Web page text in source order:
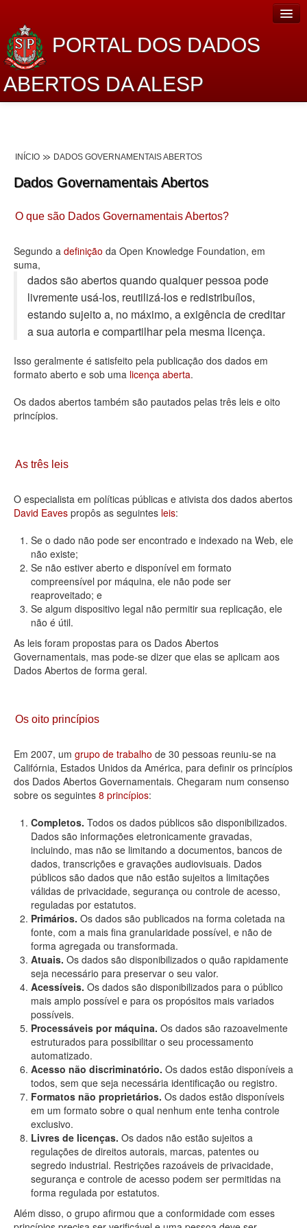
PORTAL DOS DADOS
ABERTOS DA ALESP
Lei de Acesso à Informação
Dados Governamentais Abertos
Planejamento
Catálogo de dados
Processo Legislativo
Deputados Estaduais
Administração
Legislação
Agenda
Contato
INÍCIO DADOS GOVERNAMENTAIS ABERTOS
Dados Governamentais Abertos
O que são Dados Governamentais Abertos?
Segundo a definição da Open Knowledge Foundation, em
suma,
dados são abertos quando qualquer pessoa pode
livremente usá-los, reutilizá-los e redistribuí­los,
estando sujeito a, no máximo, a exigência de creditar
a sua autoria e compartilhar pela mesma licença.
Isso geralmente é satisfeito pela publicação dos dados em
formato aberto e sob uma licença aberta.
Os dados abertos também são pautados pelas três leis e oito
princípios.
As três leis
O especialista em políticas públicas e ativista dos dados abertos
David Eaves propôs as seguintes leis:
Se o dado não pode ser encontrado e indexado na Web, ele
não existe;
Se não estiver aberto e disponível em formato
compreensível por máquina, ele não pode ser
reaproveitado; e
Se algum dispositivo legal não permitir sua replicação, ele
não é útil.
As leis foram propostas para os Dados Abertos
Governamentais, mas pode-se dizer que elas se aplicam aos
Dados Abertos de forma geral.
Os oito princípios
Em 2007, um grupo de trabalho de 30 pessoas reuniu-se na
Califórnia, Estados Unidos da América, para definir os princípios
dos Dados Abertos Governamentais. Chegaram num consenso
sobre os seguintes 8 princípios:
Completos. Todos os dados públicos são disponibilizados.
Dados são informações eletronicamente gravadas,
incluindo, mas não se limitando a documentos, bancos de
dados, transcrições e gravações audiovisuais. Dados
públicos são dados que não estão sujeitos a limitações
válidas de privacidade, segurança ou controle de acesso,
reguladas por estatutos.
Primários. Os dados são publicados na forma coletada na
fonte, com a mais fina granularidade possível, e não de
forma agregada ou transformada.
Atuais. Os dados são disponibilizados o quão rapidamente
seja necessário para preservar o seu valor.
Acessíveis. Os dados são disponibilizados para o público
mais amplo possível e para os propósitos mais variados
possíveis.
Processáveis por máquina. Os dados são razoavelmente
estruturados para possibilitar o seu processamento
automatizado.
Acesso não discriminatório. Os dados estão disponíveis a
todos, sem que seja necessária identificação ou registro.
Formatos não proprietários. Os dados estão disponíveis
em um formato sobre o qual nenhum ente tenha controle
exclusivo.
Livres de licenças. Os dados não estão sujeitos a
regulações de direitos autorais, marcas, patentes ou
segredo industrial. Restrições razoáveis de privacidade,
segurança e controle de acesso podem ser permitidas na
forma regulada por estatutos.
Além disso, o grupo afirmou que a conformidade com esses